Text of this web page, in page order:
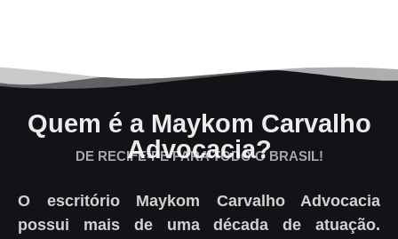
Quem é a Maykom Carvalho
Advocacia?
DE RECIFE-PE PARA TODO O BRASIL!
O escritório Maykom Carvalho Advocacia
possui mais de uma década de atuação.